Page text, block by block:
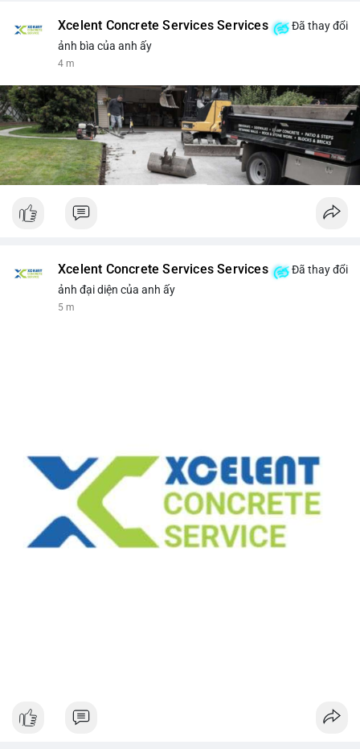
Xcelent Concrete Services Services
Đã thay đổi
ảnh bìa của anh ấy
4 m
Xcelent Concrete Services Services
Đã thay đổi
ảnh đại diện của anh ấy
5 m